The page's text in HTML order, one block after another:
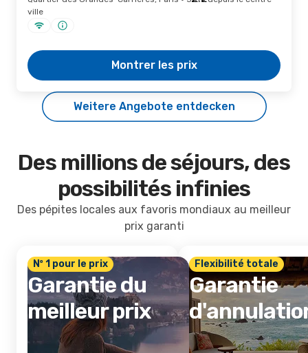
ville
Montrer les prix
Weitere Angebote entdecken
Des millions de séjours, des
possibilités infinies
Des pépites locales aux favoris mondiaux au meilleur
prix garanti
Nº 1 pour le prix
Garantie du
meilleur prix
Flexibilité totale
Garantie